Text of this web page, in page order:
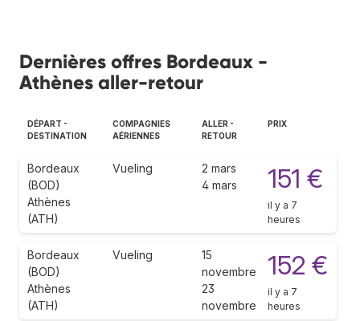
Dernières offres Bordeaux -
Athènes aller-retour
DÉPART -
DESTINATION
COMPAGNIES
AÉRIENNES
ALLER -
RETOUR
PRIX
Bordeaux
(BOD)
Athènes
(ATH)
Vueling
2 mars
4 mars
151 €
il y a 7
heures
Bordeaux
(BOD)
Athènes
(ATH)
Vueling
15
novembre
23
novembre
152 €
il y a 7
heures